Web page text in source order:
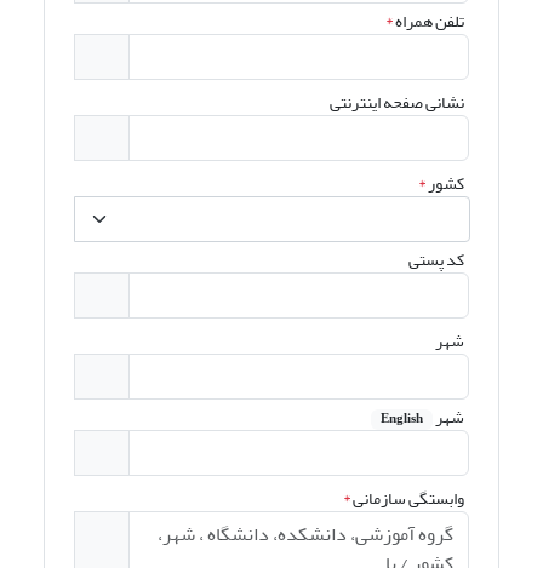
تلفن همراه*
نشانی صفحه اینترنتی
کشور*
کد پستی
شهر
شهر English
وابستگی سازمانی*